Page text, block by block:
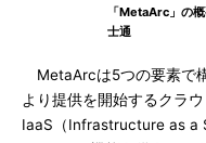
「MetaArc」の
士通
MetaArcは5つの要素で
より提供を開始するクラ
IaaS（Infrastructure as a